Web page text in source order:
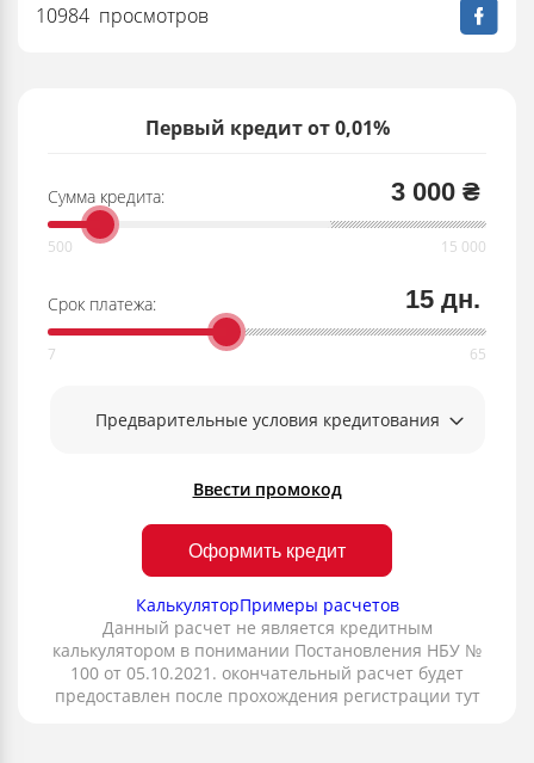
Первый кредит от 0,01%
Сумма кредита: 3 000 ₴
Срок платежа: 15 дн.
Предварительные условия кредитования
Ввести промокод
Оформить кредит
КалькуляторПримеры расчетов
Данный расчет не является кредитным
калькулятором в понимании Постановления НБУ №
100 от 05.10.2021. окончательный расчет будет
предоставлен после прохождения регистрации тут
10984 просмотров